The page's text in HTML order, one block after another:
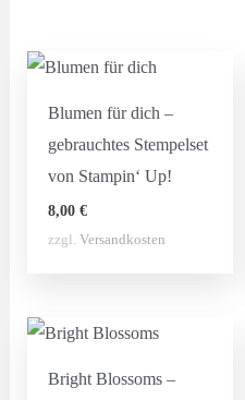
Blumen für dich –
gebrauchtes Stempelset
von Stampin‘ Up!
8,00 €
zzgl. Versandkosten
Bright Blossoms –